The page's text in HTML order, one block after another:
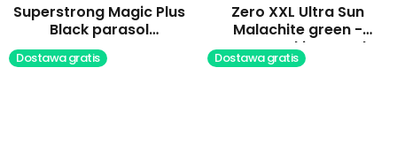
Superstrong Magic Plus
Black parasol
automatyczny
Dostawa gratis
Zero XXL Ultra Sun
Malachite green -
partnerski parasol
laseczkowy
Dostawa gratis